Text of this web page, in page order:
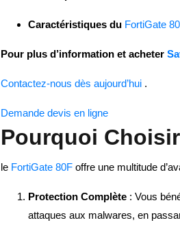
Caractéristiques du FortiGate
Pour plus d’information et acheter
Contactez-nous dès aujourd’hui .
Demande devis en ligne
Pourquoi
le FortiGate 80F offre une multitude
Protection Complète : Vous
attaques aux malwares, en